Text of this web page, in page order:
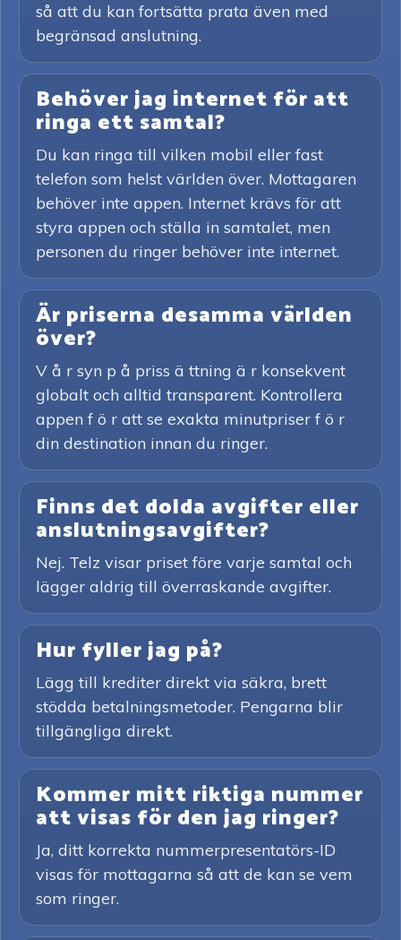
så att du kan fortsätta prata även med
begränsad anslutning.
Behöver jag internet för att
ringa ett samtal?
Du kan ringa till vilken mobil eller fast
telefon som helst världen över. Mottagaren
behöver inte appen. Internet krävs för att
styra appen och ställa in samtalet, men
personen du ringer behöver inte internet.
Är priserna desamma världen
över?
V å r syn p å priss ä ttning ä r konsekvent
globalt och alltid transparent. Kontrollera
appen f ö r att se exakta minutpriser f ö r
din destination innan du ringer.
Finns det dolda avgifter eller
anslutningsavgifter?
Nej. Telz visar priset före varje samtal och
lägger aldrig till överraskande avgifter.
Hur fyller jag på?
Lägg till krediter direkt via säkra, brett
stödda betalningsmetoder. Pengarna blir
tillgängliga direkt.
Kommer mitt riktiga nummer
att visas för den jag ringer?
Ja, ditt korrekta nummerpresentatörs-ID
visas för mottagarna så att de kan se vem
som ringer.